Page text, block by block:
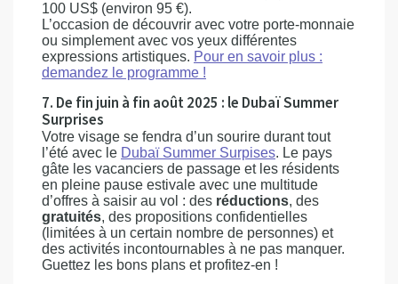
100 US$ (environ 95 €).
L’occasion de découvrir avec votre porte-monnaie
ou simplement avec vos yeux différentes
expressions artistiques. Pour en savoir plus :
demandez le programme !
7. De fin juin à fin août 2025 : le Dubaï Summer
Surprises
Votre visage se fendra d’un sourire durant tout
l’été avec le Dubaï Summer Surpises. Le pays
gâte les vacanciers de passage et les résidents
en pleine pause estivale avec une multitude
d’offres à saisir au vol : des réductions, des
gratuités, des propositions confidentielles
(limitées à un certain nombre de personnes) et
des activités incontournables à ne pas manquer.
Guettez les bons plans et profitez-en !